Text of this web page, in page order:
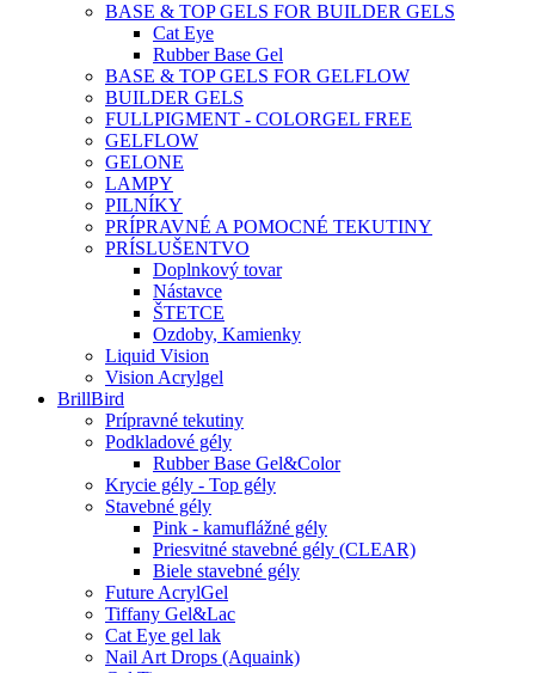
BASE & TOP GELS FOR BUILDER GELS
Cat Eye
Rubber Base Gel
BASE & TOP GELS FOR GELFLOW
BUILDER GELS
FULLPIGMENT - COLORGEL FREE
GELFLOW
GELONE
LAMPY
PILNÍKY
PRÍPRAVNÉ A POMOCNÉ TEKUTINY
PRÍSLUŠENTVO
Doplnkový tovar
Nástavce
ŠTETCE
Ozdoby, Kamienky
Liquid Vision
Vision Acrylgel
BrillBird
Prípravné tekutiny
Podkladové gély
Rubber Base Gel&Color
Krycie gély - Top gély
Stavebné gély
Pink - kamuflážné gély
Priesvitné stavebné gély (CLEAR)
Biele stavebné gély
Future AcrylGel
Tiffany Gel&Lac
Cat Eye gel lak
Nail Art Drops (Aquaink)